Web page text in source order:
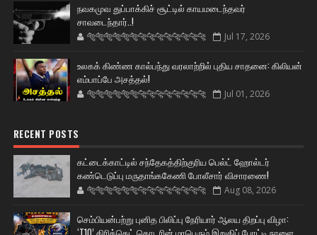
நவகமுவ துப்பாக்கிச் சூட்டில் காயமடைந்தவர்
சாவடைந்தார்..!
🐅🐅🐅🐅🐅🐅🐆🐆🐆🐆🐆🐆🐆🐆 Jul 17, 2026
உலகக் கிண்ண கால்பந்து வரலாற்றில் புதிய சாதனை: கிலியன்
எம்பாப்பே அசத்தல்!
🐅🐅🐅🐅🐅🐅🐆🐆🐆🐆🐆🐆🐆🐆 Jul 01, 2026
RECENT POSTS
கட்டைக்காட்டில் சந்தேகத்திற்குரிய பெல்ட் ஹோல்டர்
கண்டெடுப்பு மருதாங்ககேணி போலீசார் விசாரணை!
🐅🐅🐅🐅🐅🐅🐆🐆🐆🐆🐆🐆🐆🐆 Aug 08, 2026
செம்பியன்பற்று புனித பிலிப்பு நேரியார் ஆலய திறப்பு விழா: